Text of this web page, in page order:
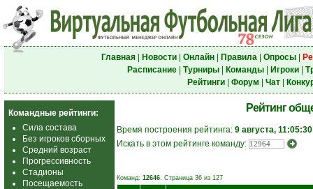
Главная| Новости| Онлайн| Правила| Опросы|
Расписание| Турниры| Команды| Игроки|
Рейтинги| Форум Чат|
Командные рейтинги:
Сила состава
Без игроков сборных
Средний возраст
Прогрессивность
Стадионы
Посещаемость
Рейтинг
Время построения рейтинга: 9 августа, 11:05:30
Искать в этом рейтинге команду:
Команд: 12646. Страница 36 из 127